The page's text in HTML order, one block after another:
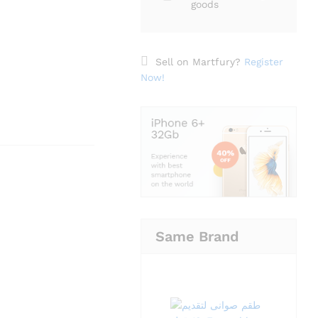
goods
Sell on Martfury? Register
Now!
Same Brand